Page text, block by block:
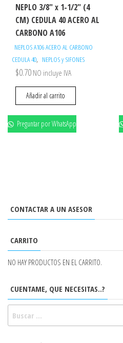
NEPLO 3/8″ x 1-1/2″ (4
CM) CEDULA 40 ACERO AL
CARBONO A106
NEPLOS A106 ACERO AL CARBONO
CEDULA 40, NEPLOS y SIFONES
$0.70 NO incluye IVA
Añadir al carrito
Preguntar por WhatsApp
CONTACTAR A UN ASESOR
CARRITO
NO HAY PRODUCTOS EN EL CARRITO.
CUENTAME, QUE NECESITAS..?